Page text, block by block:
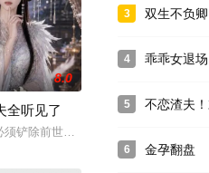
为她提供店面。面对婆婆排挤与
在婚房里藏着暧昧。她一边装乖稳
8.0
全听见了
须铲除前世恶人才能存活，误将夫君
3 双生不负卿
4 乖乖女退
5 不恋渣夫
6 金孕翻盘